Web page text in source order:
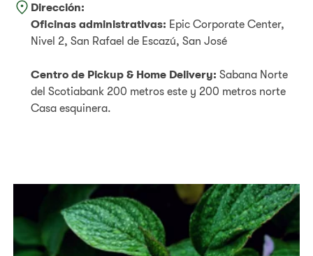
Dirección:
Oficinas administrativas: Epic Corporate Center,
Nivel 2, San Rafael de Escazú, San José
Centro de Pickup & Home Delivery: Sabana Norte
del Scotiabank 200 metros este y 200 metros norte
Casa esquinera.